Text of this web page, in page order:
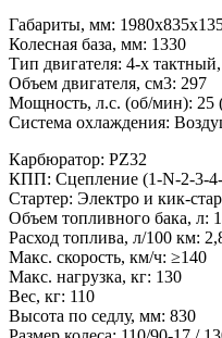
Габариты, мм:
Колесная база, мм: 1330
Тип двигателя: 4-х
Объем двигателя, см3: 297
Мощность, л.с. (об/мин): 25
Система охлаждения:
Карбюратор: PZ32
КПП: Сцепление (1-N-2-3-
Стартер: Электро и кик-
Объем топливного бака, л:
Расход топлива, л/100 км:
Макс. скорость, км/ч: ≥140
Макс. нагрузка, кг: 130
Вес, кг: 110
Высота по седлу, мм: 830